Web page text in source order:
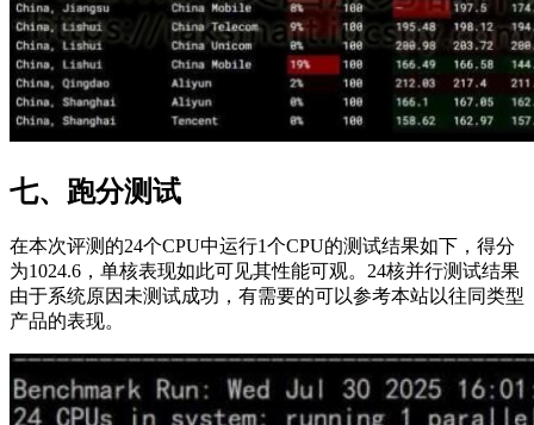
七、跑分测试
在本次评测的24个CPU中运行1个CPU的测试结果如下，得分
为1024.6，单核表现如此可见其性能可观。24核并行测试结果
由于系统原因未测试成功，有需要的可以参考本站以往同类型
产品的表现。